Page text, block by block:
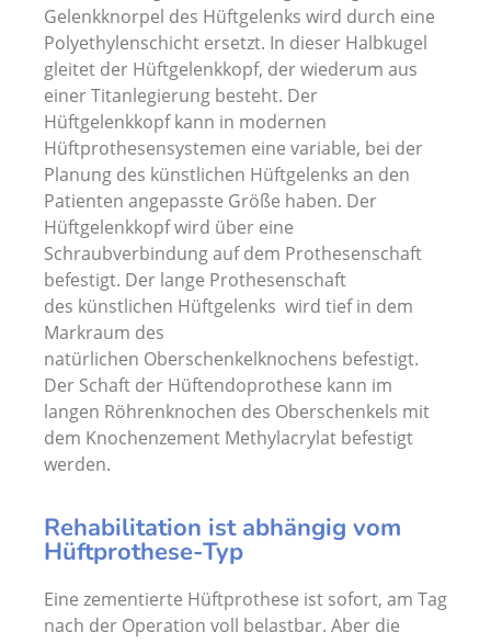
Gelenkknorpel des Hüftgelenks wird durch eine
Polyethylenschicht ersetzt. In dieser Halbkugel
gleitet der Hüftgelenkkopf, der wiederum aus
einer Titanlegierung besteht. Der
Hüftgelenkkopf kann in modernen
Hüftprothesensystemen eine variable, bei der
Planung des künstlichen Hüftgelenks an den
Patienten angepasste Größe haben. Der
Hüftgelenkkopf wird über eine
Schraubverbindung auf dem Prothesenschaft
befestigt. Der lange Prothesenschaft
des künstlichen Hüftgelenks wird tief in dem
Markraum des
natürlichen Oberschenkelknochens befestigt.
Der Schaft der Hüftendoprothese kann im
langen Röhrenknochen des Oberschenkels mit
dem Knochenzement Methylacrylat befestigt
werden.
Rehabilitation ist abhängig vom
Hüftprothese-Typ
Eine zementierte Hüftprothese ist sofort, am Tag
nach der Operation voll belastbar. Aber die